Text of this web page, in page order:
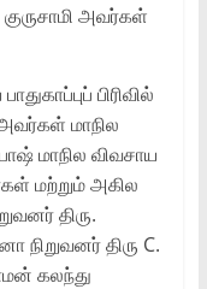
அவர்கள்
பிரிவில்
மாநில
மாநில விவசாய
மற்றும் அகில
திரு.
நிறுவனர் திரு C.
கலந்து